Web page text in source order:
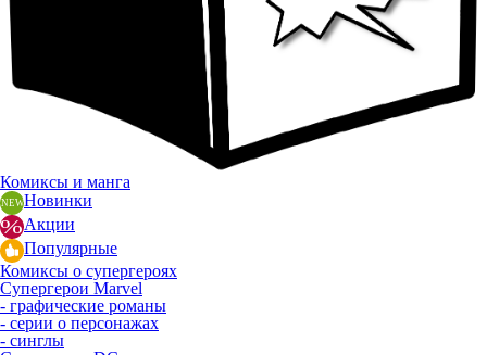
Комиксы и манга
Новинки
Акции
Популярные
Комиксы о супергероях
Супергерои Marvel
- графические романы
- серии о персонажах
- синглы